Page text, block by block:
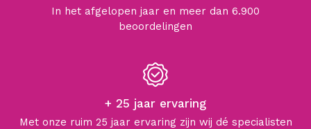
In het afgelopen jaar en meer dan 6.900
beoordelingen
+ 25 jaar ervaring
Met onze ruim 25 jaar ervaring zijn wij dé specialisten